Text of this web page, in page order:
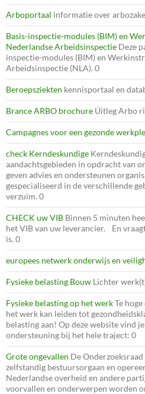
Arboportaal informatie over
Basis-inspectie-modules (BIM) en
Nederlandse Arbeidsinspectie Deze
inspectie-modules (BIM) en
Arbeidsinspectie (NLA). 0
Beroepsziekten kennisportaal en
Brance ARBO brochure Úitleg Arbo
Campagnes voor een gezonde
check Kerndeskundige
aandachtsgebieden in opdracht van
geven advies en ondersteunen
gespecialiseerd in de verschillende
verzuim. 0
CHECK uw VIB Binnen 5 minuten
het VIB van uw leverancier. En
is. 0
europees netwerk onderwijs en
Fysieke belasting Bouw Lichter
Fysieke belasting op het werkTe
het werk kan leiden tot
belasting aan! Op deze website vind
ondersteuning bij het hele traject: 0
Grote ongevallen De
zelfstandig bestuursorgaan en
Nederlandse overheid en andere
voorvallen en onderwerpen worden